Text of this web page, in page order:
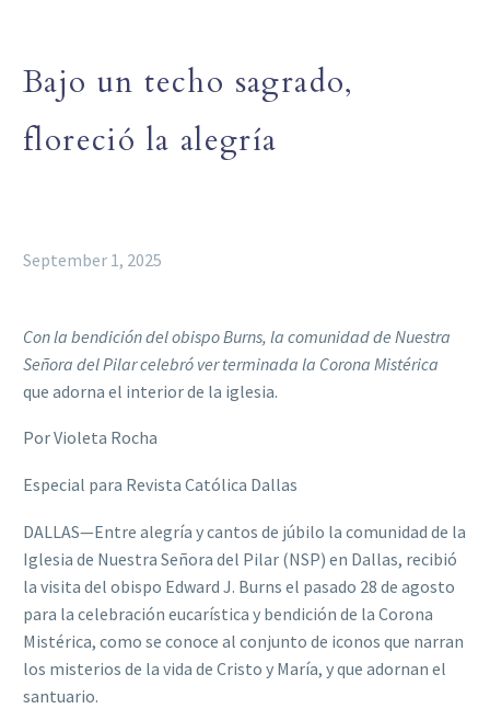
Bajo un techo sagrado,
floreció la alegría
September 1, 2025
Con la bendición del obispo Burns, la comunidad de Nuestra
Señora del Pilar celebró ver terminada la Corona Mistérica
que adorna el interior de la iglesia.
Por Violeta Rocha
Especial para Revista Católica Dallas
DALLAS—Entre alegría y cantos de júbilo la comunidad de la
Iglesia de Nuestra Señora del Pilar (NSP) en Dallas, recibió
la visita del obispo Edward J. Burns el pasado 28 de agosto
para la celebración eucarística y bendición de la Corona
Mistérica, como se conoce al conjunto de iconos que narran
los misterios de la vida de Cristo y María, y que adornan el
santuario.